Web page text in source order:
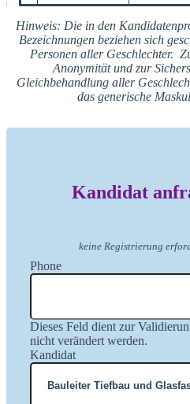
Hinweis: Die in den
Bezeichnungen beziehen sich
Personen aller Geschlechter.
Anonymität und zur
Gleichbehandlung aller
das generische
Kandidat
keine Registrierung
Phone
Dieses Feld dient zur
nicht verändert werden.
Kandidat